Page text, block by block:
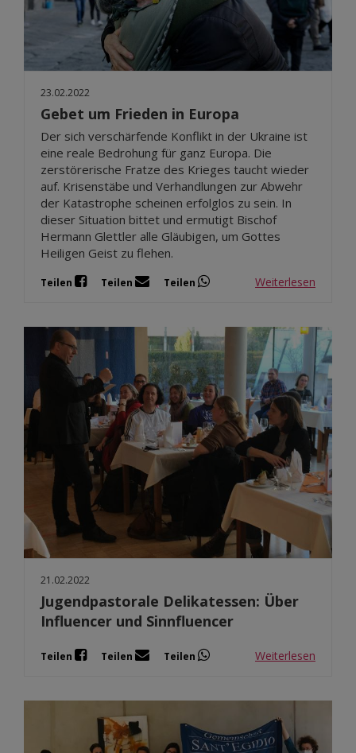
23.02.2022
Gebet um Frieden in Europa
Der sich verschärfende Konflikt in der Ukraine ist
eine reale Bedrohung für ganz Europa. Die
zerstörerische Fratze des Krieges taucht wieder
auf. Krisenstäbe und Verhandlungen zur Abwehr
der Katastrophe scheinen erfolglos zu sein. In
dieser Situation bittet und ermutigt Bischof
Hermann Glettler alle Gläubigen, um Gottes
Heiligen Geist zu flehen.
Teilen Teilen Teilen Weiterlesen
21.02.2022
Jugendpastorale Delikatessen: Über
Influencer und Sinnfluencer
Teilen Teilen Teilen Weiterlesen